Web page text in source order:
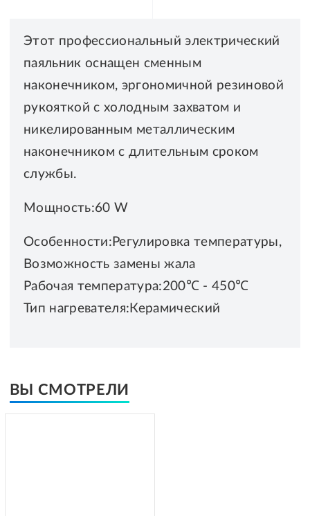
Этот профессиональный электрический
паяльник оснащен сменным
наконечником, эргономичной резиновой
рукояткой с холодным захватом и
никелированным металлическим
наконечником с длительным сроком
службы.
Мощность:60 W
Особенности:Регулировка температуры,
Возможность замены жала
Рабочая температура:200℃ - 450℃
Тип нагревателя:Керамический
ВЫ СМОТРЕЛИ